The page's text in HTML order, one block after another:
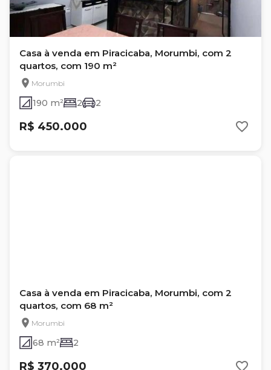
Casa à venda em Piracicaba, Morumbi, com 2
quartos, com 190 m²
Morumbi
190 m² 2 2
R$ 450.000
Casa à venda em Piracicaba, Morumbi, com 2
quartos, com 68 m²
Morumbi
68 m² 2
R$ 370.000